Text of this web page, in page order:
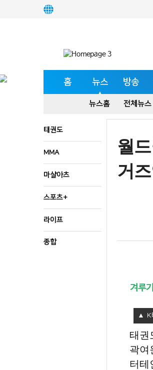
홈 뉴스 방송
뉴스홈 전체뉴스
태권도
MMA
마샬아츠
스포츠+
라이프
종합
월
거
겨루
K
태권
곽여
터테